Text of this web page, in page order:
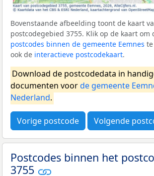
Bovenstaande afbeelding toont de kaart
postcodegebied 3755. Klik op de kaart om
postcodes binnen de gemeente Eemnes
ook de interactieve postcodekaart.
Download de postcodedata in
documenten voorde gemeente
Nederland.
Vorige postcode Volgende
Postcodes binnen het
3755